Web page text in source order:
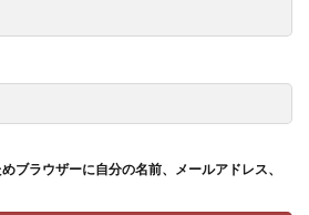
ブラウザーに自分の名前、メールアドレス、